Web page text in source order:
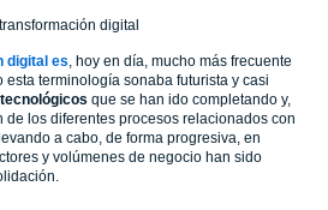
digital
digital es , hoy en día, mucho más frecuente
terminología sonaba futurista y casi
que se han ido completando y,
los diferentes procesos relacionados con
a cabo, de forma progresiva, en
y volúmenes de negocio han sido